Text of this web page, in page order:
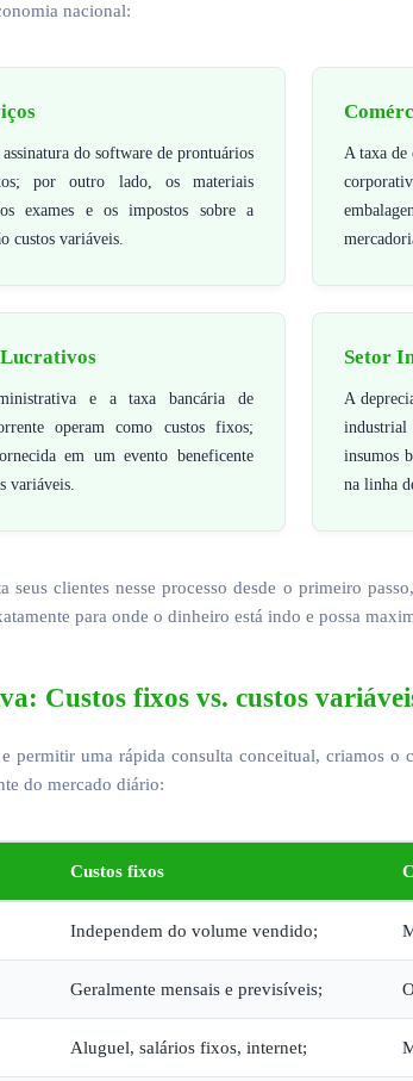
nacional:
do software de prontuários
por outro lado, os materiais
exames e os impostos sobre a
custos variáveis.
A taxa de
Lucrativos
e a taxa bancária de
operam como custos fixos;
em um evento beneficente
variáveis.
Setor
A
insumos
na linha
seus clientes nesse processo desde o primeiro
para onde o dinheiro está indo e possa
Custos fixos vs. custos
permitir uma rápida consulta conceitual, criamos
do mercado diário:
Custos fixos
Independem do volume vendido;
Geralmente mensais e previsíveis;
Aluguel, salários fixos, internet;